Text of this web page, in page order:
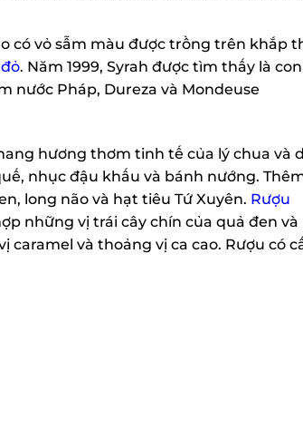
có vỏ sẫm màu được trồng trên khắp
. Năm 1999, Syrah được tìm thấy là con
Pháp, Dureza và Mondeuse
hương thơm tinh tế của lý chua và
nhục đậu khấu và bánh nướng. Thêm
long não và hạt tiêu Tứ Xuyên.Rượu
những vị trái cây chín của quả đen và
và thoảng vị ca cao. Rượu có